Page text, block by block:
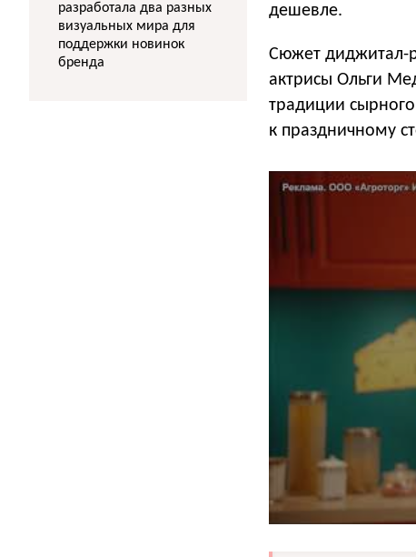
дешевле.
Сюжет диджитал-
актрисы Ольги
традиции
к праздничному
разработала два разных
визуальных мира для
поддержки новинок
бренда